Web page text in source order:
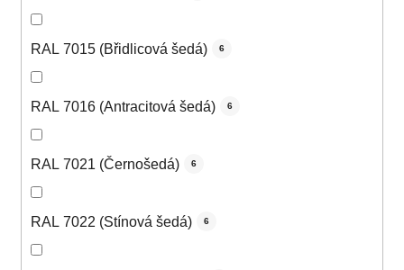
RAL 7015 (Břidlicová šedá) 6
RAL 7016 (Antracitová šedá) 6
RAL 7021 (Černošedá) 6
RAL 7022 (Stínová šedá) 6